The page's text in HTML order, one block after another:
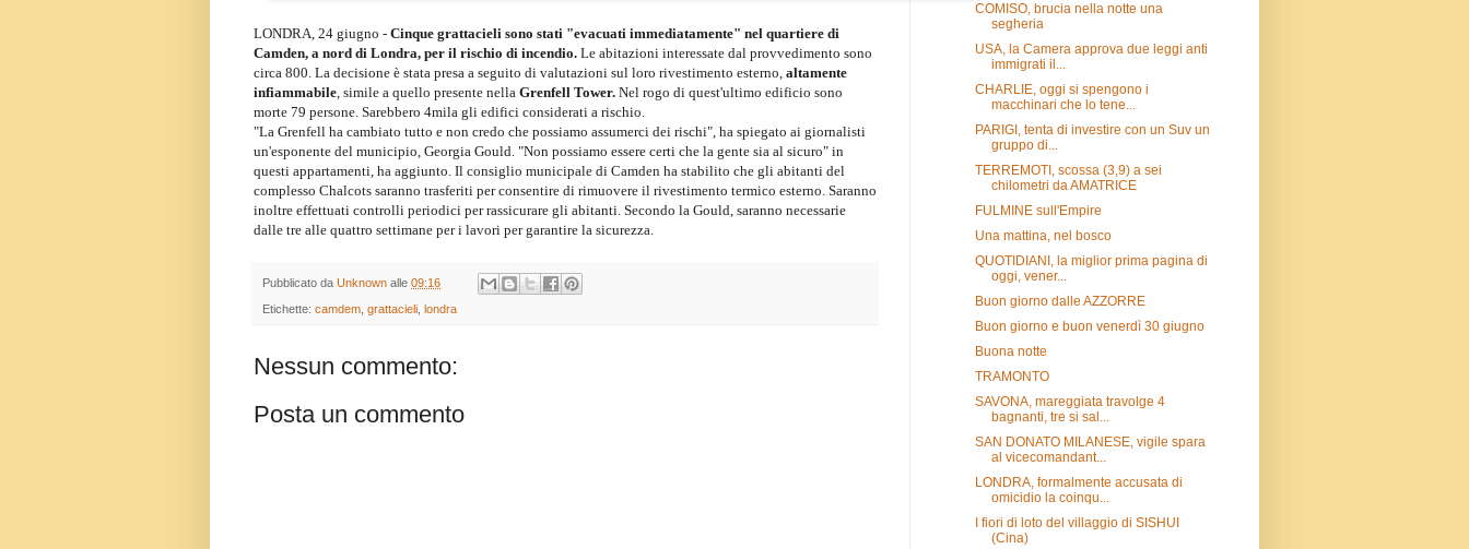
LONDRA, 24 giugno - Cinque grattacieli sono stati "evacuati immediatamente" nel quartiere di
Camden, a nord di Londra, per il rischio di incendio. Le abitazioni interessate dal provvedimento sono
circa 800. La decisione è stata presa a seguito di valutazioni sul loro rivestimento esterno, altamente
infiammabile, simile a quello presente nella Grenfell Tower. Nel rogo di quest'ultimo edificio sono
morte 79 persone. Sarebbero 4mila gli edifici considerati a rischio.
"La Grenfell ha cambiato tutto e non credo che possiamo assumerci dei rischi", ha spiegato ai giornalisti
un'esponente del municipio, Georgia Gould. "Non possiamo essere certi che la gente sia al sicuro" in
questi appartamenti, ha aggiunto. Il consiglio municipale di Camden ha stabilito che gli abitanti del
complesso Chalcots saranno trasferiti per consentire di rimuovere il rivestimento termico esterno. Saranno
inoltre effettuati controlli periodici per rassicurare gli abitanti. Secondo la Gould, saranno necessarie
dalle tre alle quattro settimane per i lavori per garantire la sicurezza.
Pubblicato da Unknown alle 09:16
Etichette: camdem, grattacieli, londra
Nessun commento:
Posta un commento
COMISO, brucia nella notte una
segheria
USA, la Camera approva due leggi anti
immigrati il...
CHARLIE, oggi si spengono i
macchinari che lo tene...
PARIGI, tenta di investire con un Suv un
gruppo di...
TERREMOTI, scossa (3,9) a sei
chilometri da AMATRICE
FULMINE sull'Empire
Una mattina, nel bosco
QUOTIDIANI, la miglior prima pagina di
oggi, vener...
Buon giorno dalle AZZORRE
Buon giorno e buon venerdì 30 giugno
Buona notte
TRAMONTO
SAVONA, mareggiata travolge 4
bagnanti, tre si sal...
SAN DONATO MILANESE, vigile spara
al vicecomandant...
LONDRA, formalmente accusata di
omicidio la coinqu...
I fiori di loto del villaggio di SISHUI
(Cina)